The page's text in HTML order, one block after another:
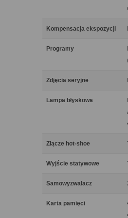
Kompensacja ekspozycji
Programy
Zdjęcia seryjne
Lampa błyskowa
Złącze hot-shoe
Wyjście statywowe
Samowyzwalacz
Karta pamięci